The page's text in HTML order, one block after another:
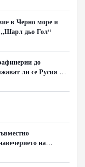
в Черно море и
„Шарл дьо Гол“
до
ли се Русия и
на